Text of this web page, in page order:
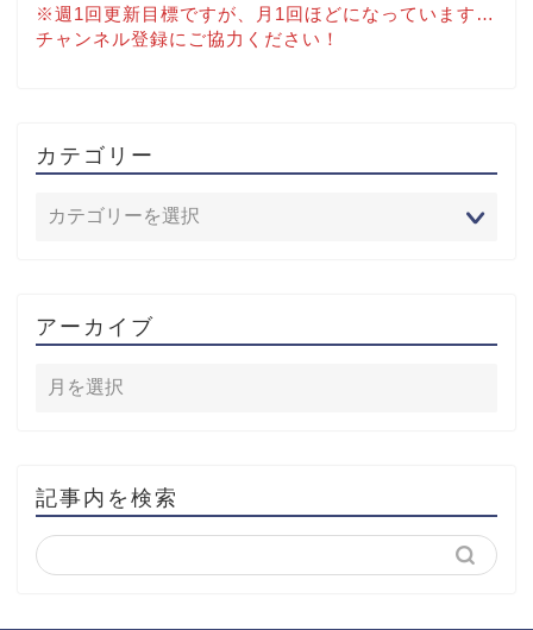
※週1回更新目標ですが、月1回ほどになっています…
チャンネル登録にご協力ください！
カテゴリー
アーカイブ
記事内を検索